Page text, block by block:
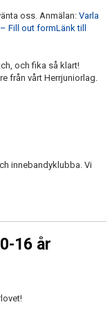
oss. Anmälan: Varla
Fill out formLänk till
och fika så klart!
från vårt Herrjuniorlag.
innebandyklubba. Vi
16 år